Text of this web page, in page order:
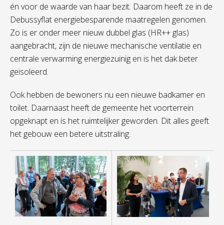
én voor de waarde van haar bezit. Daarom heeft ze in de
Debussyflat energiebesparende maatregelen genomen.
Zo is er onder meer nieuw dubbel glas (HR++ glas)
aangebracht, zijn de nieuwe mechanische ventilatie en
centrale verwarming energiezuinig en is het dak beter
geïsoleerd.
Ook hebben de bewoners nu een nieuwe badkamer en
toilet. Daarnaast heeft de gemeente het voorterrein
opgeknapt en is het ruimtelijker geworden. Dit alles geeft
het gebouw een betere uitstraling.